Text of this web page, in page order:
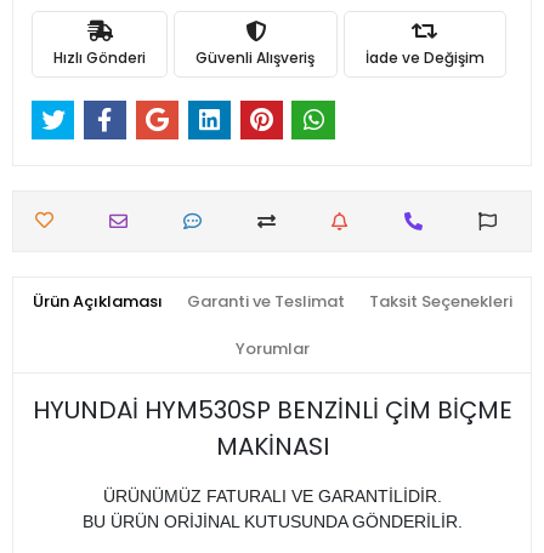
Hızlı Gönderi Güvenli Alışveriş İade ve Değişim
Ürün Açıklaması Garanti ve Teslimat Taksit Seçenekleri
Yorumlar
HYUNDAİ HYM530SP BENZİNLİ ÇİM BİÇME
MAKİNASI
ÜRÜNÜMÜZ FATURALI VE GARANTİLİDİR.
BU ÜRÜN ORİJİNAL KUTUSUNDA GÖNDERİLİR.